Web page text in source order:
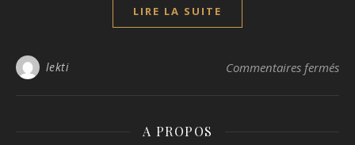
LIRE LA SUITE
lekti Commentaires fermés
A PROPOS